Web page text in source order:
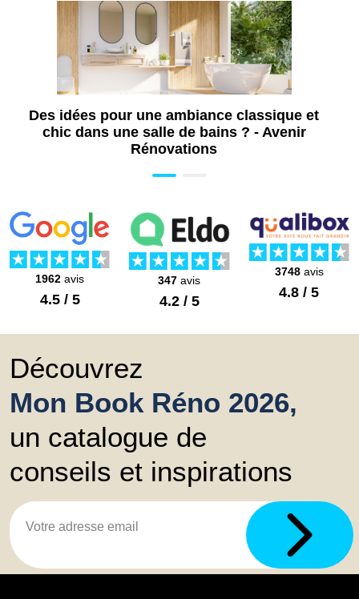
850 €
Carrelage sol et mur douche/baignoire
(fourniture et pose)
De 60 à 80 € / m2
Peinture murs salle de bains (selon état
des murs)
De 24 à 42 € / m2
Des idées pour une ambiance classique et
chic dans une salle de bains ? - Avenir
Rénovations
1962 avis
4.5 / 5
347 avis
4.2 / 5
3748avis
4.8 / 5
Découvrez
Mon Book Réno 2026,
un catalogue de
conseils et inspirations